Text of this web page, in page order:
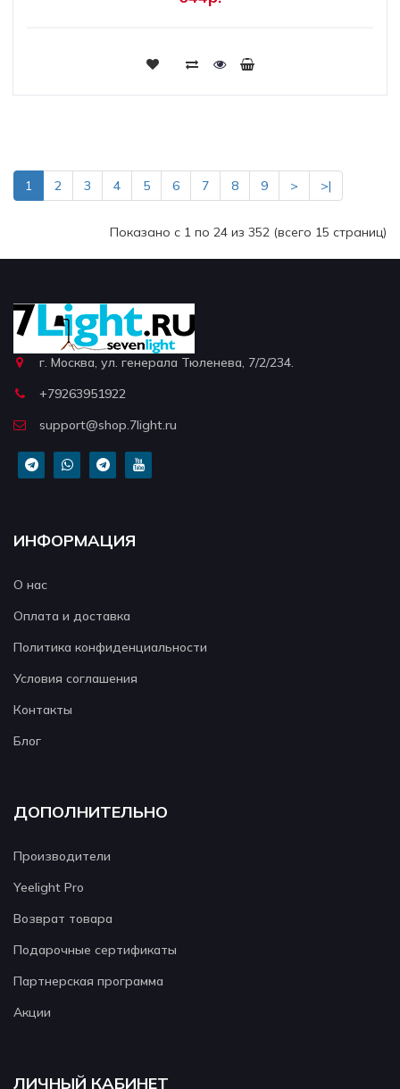
Купить
1 2 3 4 5 6 7 8 9 > >|
Показано с 1 по 24 из 352 (всего 15 страниц)
г. Москва, ул. генерала Тюленева, 7/2/234.
+79263951922
support@shop.7light.ru
ИНФОРМАЦИЯ
О нас
Оплата и доставка
Политика конфиденциальности
Условия соглашения
Контакты
Блог
ДОПОЛНИТЕЛЬНО
Производители
Yeelight Pro
Возврат товара
Подарочные сертификаты
Партнерская программа
Акции
ЛИЧНЫЙ КАБИНЕТ